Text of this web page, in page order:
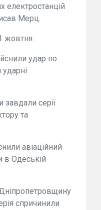
електростанцій
Мерц.
жовтня.
удар по
завдали серії
та
авіаційний
в Одеській
Дніпропетровщину
спричинили